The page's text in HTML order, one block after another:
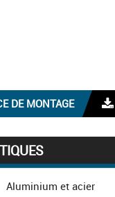
DE MONTAGE
Aluminium et acier